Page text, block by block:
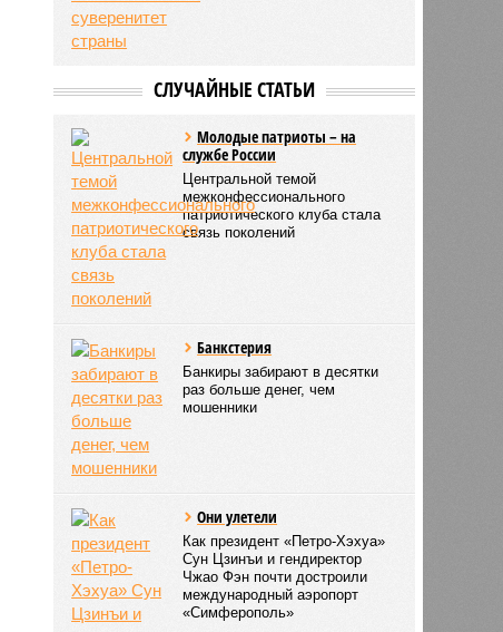
СЛУЧАЙНЫЕ СТАТЬИ
Молодые патриоты – на
службе России
Центральной темой
межконфессионального
патриотического клуба стала
связь поколений
Банкстерия
Банкиры забирают в десятки
раз больше денег, чем
мошенники
Они улетели
Как президент «Петро-Хэхуа»
Сун Цзинъи и гендиректор
Чжао Фэн почти достроили
международный аэропорт
«Симферополь»